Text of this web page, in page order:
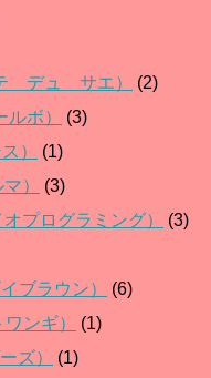
デュ サエ）
(2)
ボ）
(3)
）
(1)
）
(3)
プログラミング）
(3)
ブラウン）
(6)
ンギ）
(1)
ズ）
(1)